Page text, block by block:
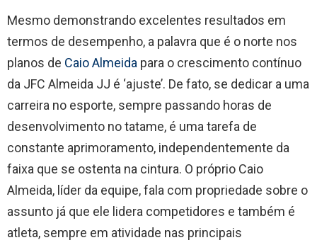
Mesmo demonstrando excelentes resultados em
termos de desempenho, a palavra que é o norte nos
planos de Caio Almeida para o crescimento contínuo
da JFC Almeida JJ é ‘ajuste’. De fato, se dedicar a uma
carreira no esporte, sempre passando horas de
desenvolvimento no tatame, é uma tarefa de
constante aprimoramento, independentemente da
faixa que se ostenta na cintura. O próprio Caio
Almeida, líder da equipe, fala com propriedade sobre o
assunto já que ele lidera competidores e também é
atleta, sempre em atividade nas principais